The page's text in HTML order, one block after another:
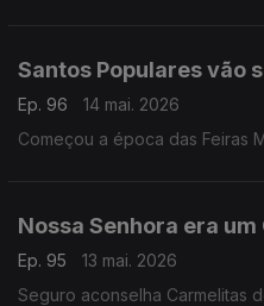
Santos Populares vão
Ep. 96
14 mai. 2026
Começou a época das Feiras
Nossa Senhora era um
Ep. 95
13 mai. 2026
Seguro aconselha Carmelitas